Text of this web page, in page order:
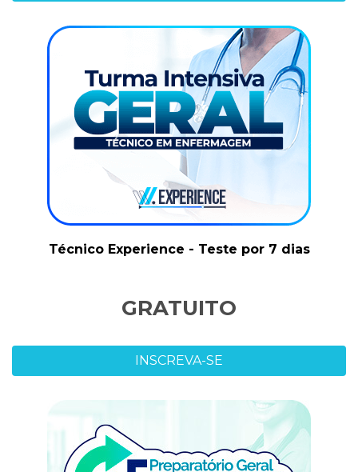
Técnico Experience - Teste por 7 dias
GRATUITO
INSCREVA-SE